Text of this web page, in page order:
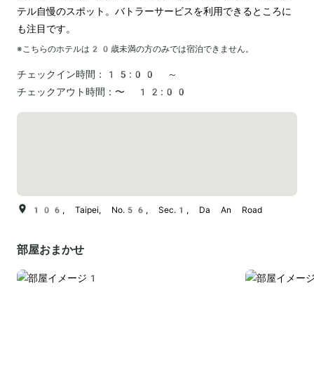
テル自慢のスポット。バトラーサービスを利用できるところに
も注目です。
※こちらのホテルは 20 歳未満の方のみでは宿泊できません。
チェックイン時間：
15:00 ～
チェックアウト時間： 〜 12:00
106, Taipei, No.56, Sec.1, Da An Road
部屋おまかせ